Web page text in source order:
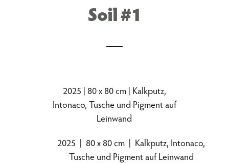
Soil #1
2025 | 80 x 80 cm | Kalkputz,
Intonaco, Tusche und Pigment auf
Leinwand
2025 | 80 x 80 cm | Kalkputz, Intonaco,
Tusche und Pigment auf Leinwand